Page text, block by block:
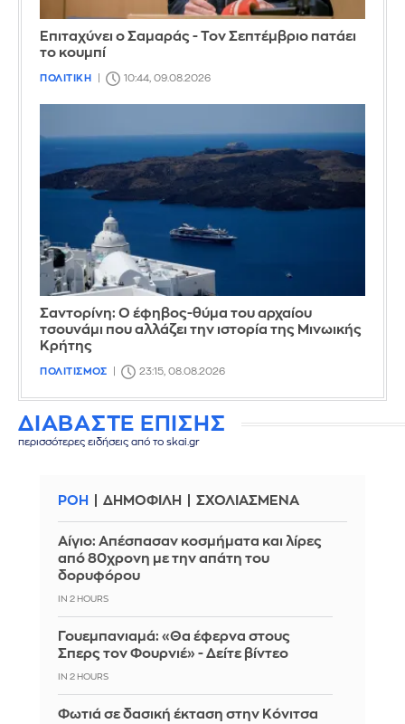
Επιταχύνει ο Σαμαράς - Τον Σεπτέμβριο πατάει
το κουμπί
ΠΟΛΙΤΙΚΗ 10:44, 09.08.2026
Σαντορίνη: Ο έφηβος-θύμα του αρχαίου
τσουνάμι που αλλάζει την ιστορία της Μινωικής
Κρήτης
ΠΟΛΙΤΙΣΜΟΣ 23:15, 08.08.2026
ΔΙΑΒΑΣΤΕ ΕΠΙΣΗΣ
περισσότερες ειδήσεις από το skai.gr
ΡΟΗ ΔΗΜΟΦΙΛΗ ΣΧΟΛΙΑΣΜΕΝΑ
Αίγιο: Απέσπασαν κοσμήματα και λίρες
από 80χρονη με την απάτη του
δορυφόρου
IN 2 HOURS
Γουεμπανιαμά: «Θα έφερνα στους
Σπερς τον Φουρνιέ» - Δείτε βίντεο
IN 2 HOURS
Φωτιά σε δασική έκταση στην Κόνιτσα